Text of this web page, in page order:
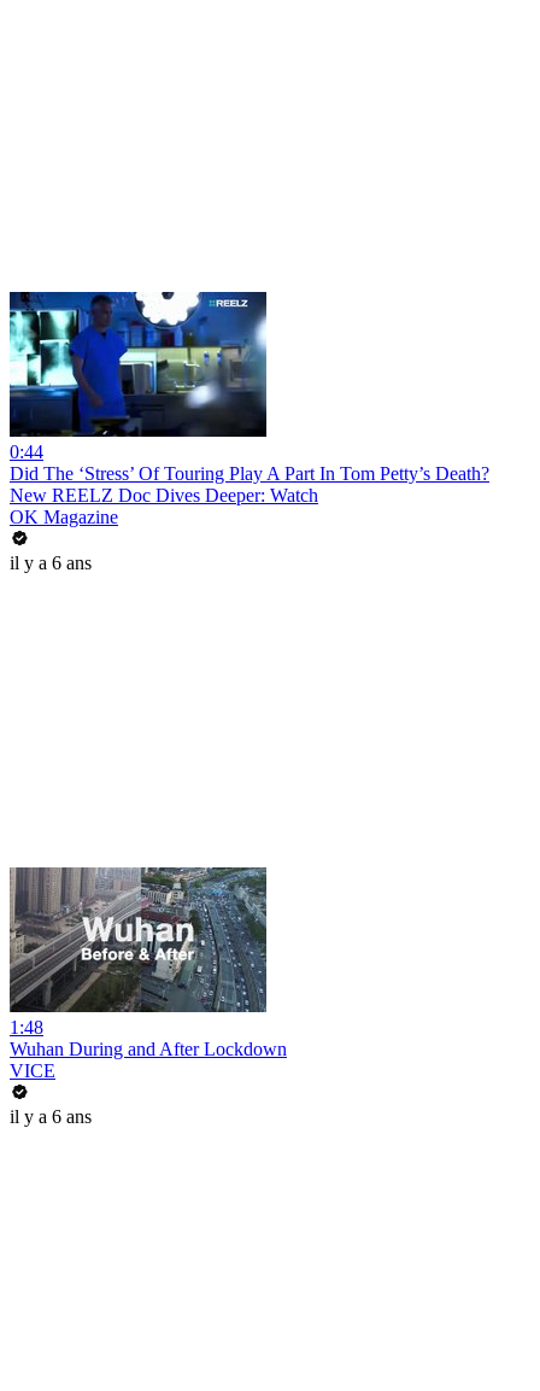
0:44
Did The ‘Stress’ Of Touring Play A Part In Tom Petty’s Death?
New REELZ Doc Dives Deeper: Watch
OK Magazine
il y a 6 ans
1:48
Wuhan During and After Lockdown
VICE
il y a 6 ans